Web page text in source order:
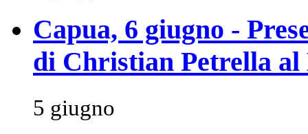
Capua, 6 giugno -
di Christian Petrella al
5 giugno